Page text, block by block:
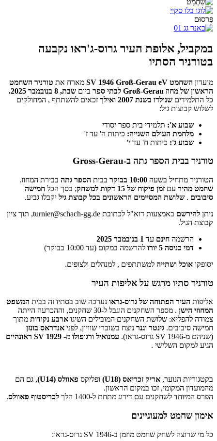
פִּרסוּם
במקביל, אלופת העיר גרוס-ג'ראו נקבעה
בטורניר הסתיו
מועדון השחמט SV 1946 Groß-Gerau eV מארח את טורניר השחמט
הראשון של מחוז Groß-Gerau לבתי ספר
ביום שבת, 8 בנובמבר 2025.
כל התלמידים שנולדו בשנת 2007 ואילך
זכאים להשתתף , המחולקים
לשלוש קבוצות גיל:
שבוע א': תלמידי בית ספר יסודי
מלחמת העולם השנייה: כיתות ה' עד ז'
שבוע ג': כיתות ח' עד י'
טורניר בבית הספר גתה ב-Gross-Gerau
הטורניר מתחיל בשעה 10:00 בבוקר בבית הספר גתה בבירת המחוז.
שחמט מהיר עם זמן פיקוח של 15 דקות למשחק ; בסך הכל חמישה
סיבובים . שלושת המסיימים הראשונים בכל קבוצת גיל יקבלו גביע.
ניתן להירשם באמצעות דוא"ל לכתובת turnier@schach-gg.de, תוך ציון
קבוצת הגיל.
הרשמה חינם עד 1 בנובמבר 2025
דמי כניסה 5 יורו
להרשמה במקום (עד 10:00 בבוקר)
יסופקו אוכל ושתייה למשתתפים , למנהלים ולצופים.
טורניר סתיו מרגש על אליפות העיר
אליפות העיר הפתוחה של גרוס-גראו נערכה שוב בסתיו זה בבית המשפט
המחוזי הישן
. מספר השחקנים הוגבל ל-30 שחקנים, וההכרעה הייתה
צמודה להפליא: שלושת השחקנים המובילים השיגו ארבע נקודות מתוך
חמישה סיבובים. גינטר וגנר ניצח בשוברי שוויון, לפני אנדראס בונזן
(שניהם מ-SV 1946 גרוס-גראו).
עמנואיל ורגופולו מ- SV 1929 ראונהיים
הגיע למקום השלישי .
בקטגוריות הנוער, אריק זכריאס (U18) ופליקס פאוולס (U14)
, גם הם
מהמועדון המקומי, זכו במקום הראשון.
הפרס המיוחד לשחקנים עם דירוג מתחת ל-1400 הלך
לכריסטוף פאוולס.
אימון שחמט למעוניינים
כל מי שרוצה לשחק שחמט מוזמן ב-SV 1946 גרוס-גראו: